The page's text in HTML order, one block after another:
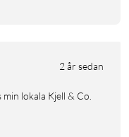
2 år sedan